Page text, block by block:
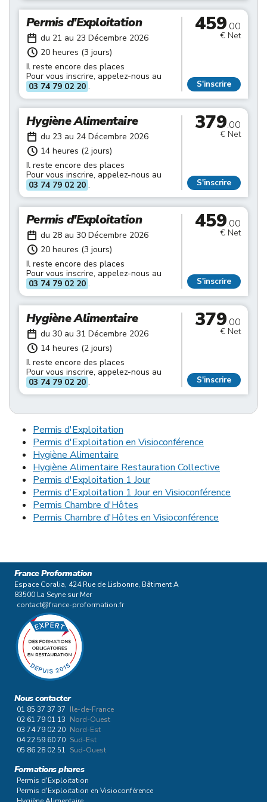
Permis d'Exploitation
du 21 au 23 Décembre 2026
20 heures (3 jours)
Il reste encore des places
Pour vous inscrire, appelez-nous au
03 74 79 02 20 .
459.00
€ Net
S'inscrire
Hygiène Alimentaire
du 23 au 24 Décembre 2026
14 heures (2 jours)
Il reste encore des places
Pour vous inscrire, appelez-nous au
03 74 79 02 20 .
379.00
€ Net
S'inscrire
Permis d'Exploitation
du 28 au 30 Décembre 2026
20 heures (3 jours)
Il reste encore des places
Pour vous inscrire, appelez-nous au
03 74 79 02 20 .
459.00
€ Net
S'inscrire
Hygiène Alimentaire
du 30 au 31 Décembre 2026
14 heures (2 jours)
Il reste encore des places
Pour vous inscrire, appelez-nous au
03 74 79 02 20 .
379.00
€ Net
S'inscrire
Permis d'Exploitation
Permis d'Exploitation en Visioconférence
Hygiène Alimentaire
Hygiène Alimentaire Restauration Collective
Permis d'Exploitation 1 Jour
Permis d'Exploitation 1 Jour en Visioconférence
Permis Chambre d'Hôtes
Permis Chambre d'Hôtes en Visioconférence
France Proformation
Espace Coralia, 424 Rue de Lisbonne, Bâtiment A
83500 La Seyne sur Mer
contact@france-proformation.fr
Nous contacter
01 85 37 37 37 Ile-de-France
02 61 79 01 13 Nord-Ouest
03 74 79 02 20 Nord-Est
04 22 59 60 70 Sud-Est
05 86 28 02 51 Sud-Ouest
Formations phares
Permis d'Exploitation
Permis d'Exploitation en Visioconférence